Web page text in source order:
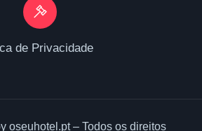
de Privacidade
oseuhotel.pt – Todos os direitos